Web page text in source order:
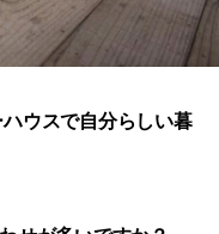
ウスで自分らしい暮